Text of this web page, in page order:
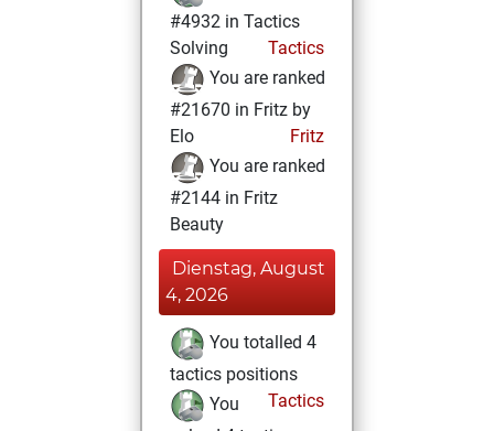
#4932 in Tactics
Solving
Tactics
You are ranked
#21670 in Fritz by
Elo
Fritz
You are ranked
#2144 in Fritz
Beauty
Dienstag, August
4, 2026
You totalled 4
tactics positions
Tactics
You